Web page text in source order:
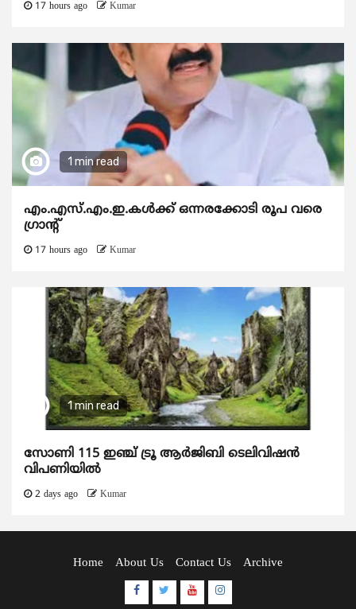
17 hours ago Kumar
1 min read
എം.എസ്.എം.ഇ.കൾക്ക് ഒന്നരക്കോടി രൂപ വരെ
ഗ്രാന്റ്
17 hours ago Kumar
1 min read
സോണി 115 ഇഞ്ച് ട്രൂ ആർജിബി ടെലിവിഷൻ
വിപണിയിൽ
2 days ago Kumar
Home About Us Contact Us Archive
Facebook
TwitterYoutubeInstagram